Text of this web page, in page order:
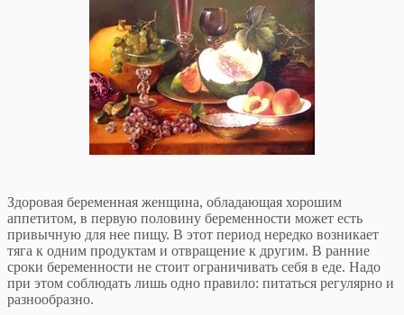
Здоровая беременная женщина, обладающая хорошим
аппетитом, в первую половину беременности может есть
привычную для нее пищу. В этот период нередко возникает
тяга к одним продуктам и отвращение к другим. В ранние
сроки беременности не стоит ограничивать себя в еде. Надо
при этом соблюдать лишь одно правило: питаться регулярно и
разнообразно.